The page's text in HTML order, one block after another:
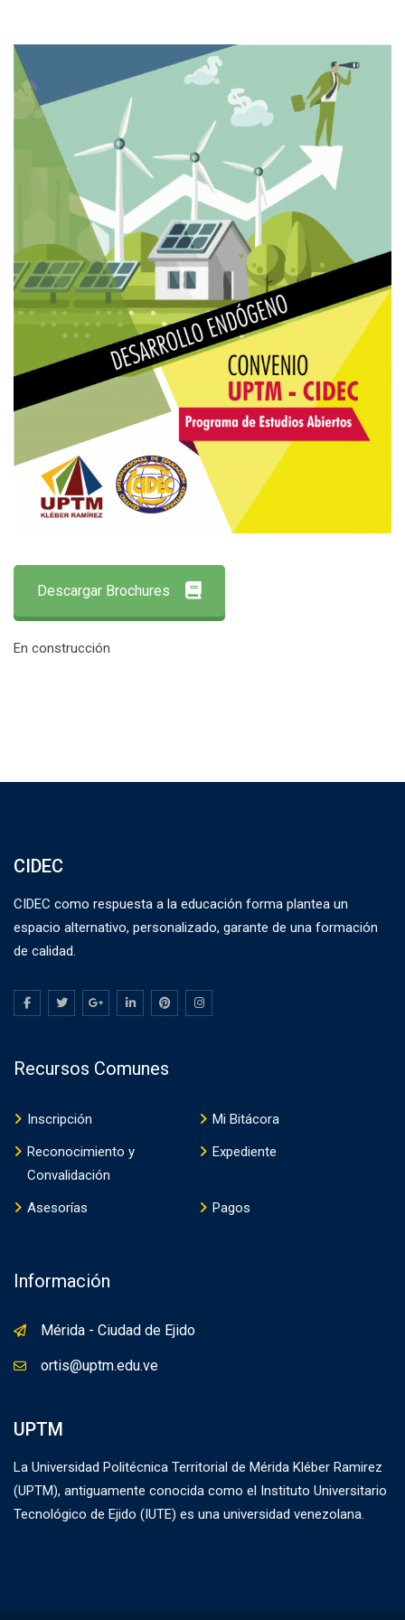
Descargar Brochures
En construcción
CIDEC
CIDEC como respuesta a la educación forma plantea un
espacio alternativo, personalizado, garante de una formación
de calidad.
Recursos Comunes
Inscripción
Mi Bitácora
Reconocimiento y
Convalidación
Expediente
Asesorías Pagos
Información
Mérida - Ciudad de Ejido
ortis@uptm.edu.ve
UPTM
La Universidad Politécnica Territorial de Mérida Kléber Ramirez
(UPTM), antiguamente conocida como el Instituto Universitario
Tecnológico de Ejido (IUTE) es una universidad venezolana.